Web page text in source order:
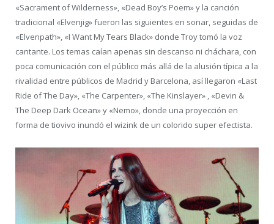
«Sacrament of Wilderness», «Dead Boy’s Poem» y la canción
tradicional «Elvenjig» fueron las siguientes en sonar, seguidas de
«Elvenpath», «I Want My Tears Black» donde Troy tomó la voz
cantante. Los temas caían apenas sin descanso ni cháchara, con
poca comunicación con el público más allá de la alusión típica a la
rivalidad entre públicos de Madrid y Barcelona, así llegaron «Last
Ride of The Day», «The Carpenter», «The Kinslayer» , «Devin &
The Deep Dark Ocean» y «Nemo», donde una proyección en
forma de tiovivo inundó el wizink de un colorido super efectista.